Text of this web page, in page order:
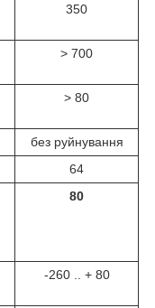
350
> 700
> 80
без руйнування
64
80
-260 .. + 80